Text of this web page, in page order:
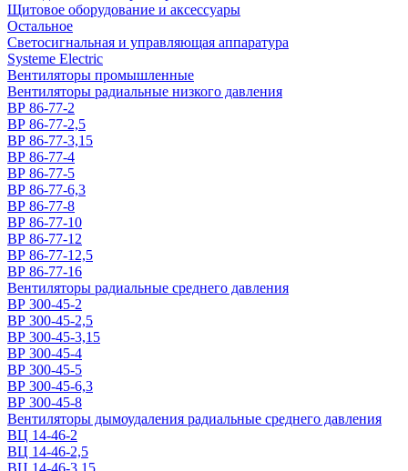
Щитовое оборудование и аксессуары
Остальное
Светосигнальная и управляющая аппаратура
Systeme Electric
Вентиляторы промышленные
Вентиляторы радиальные низкого давления
ВР 86-77-2
ВР 86-77-2,5
ВР 86-77-3,15
ВР 86-77-4
ВР 86-77-5
ВР 86-77-6,3
ВР 86-77-8
ВР 86-77-10
ВР 86-77-12
ВР 86-77-12,5
ВР 86-77-16
Вентиляторы радиальные среднего давления
ВР 300-45-2
ВР 300-45-2,5
ВР 300-45-3,15
ВР 300-45-4
ВР 300-45-5
ВР 300-45-6,3
ВР 300-45-8
Вентиляторы дымоудаления радиальные среднего давления
ВЦ 14-46-2
ВЦ 14-46-2,5
ВЦ 14-46-3,15